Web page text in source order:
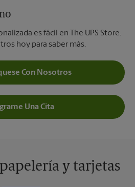
es fácil en The UPS Store.
hoy para saber más.
Con Nosotros
Una Cita
y tarjetas